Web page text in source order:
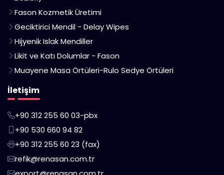
Fason Kozmetik Üretimi
Geciktirici Mendil - Delay Wipes
Hijyenik Islak Mendiller
Likit ve Katı Dolumlar - Fason
Muayene Masa Örtüleri-Rulo Sedye Örtüleri
İletişim
+90 312 255 60 03-pbx
+90 530 660 94 82
+90 312 255 60 23 (fax)
refik@renasan.com.tr